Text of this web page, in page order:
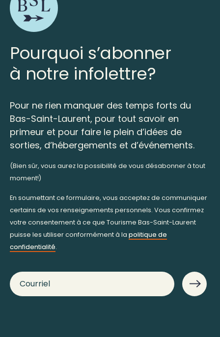
Pourquoi s’abonner
à notre infolettre?
Pour ne rien manquer des temps forts du
Bas-Saint-Laurent, pour tout savoir en
primeur et pour faire le plein d’idées de
sorties, d’hébergements et d’événements.
(Bien sûr, vous aurez la possibilité de vous désabonner à tout
moment!)
En soumettant ce formulaire, vous acceptez de communiquer
certains de vos renseignements personnels. Vous confirmez
votre consentement à ce que Tourisme Bas-Saint-Laurent
puisse les utiliser conformément à la politique de
confidentialité.